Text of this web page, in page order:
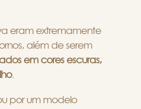
eram extremamente
além de serem
em cores escuras,
.
por um modelo